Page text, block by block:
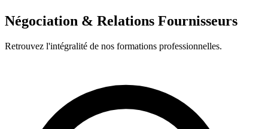
Négociation & Relations Fournisseurs
Retrouvez l'intégralité de nos formations professionnelles.